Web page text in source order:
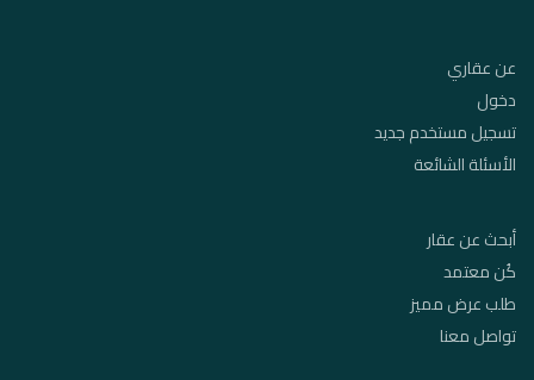
عن عقاري
دخول
تسجيل مستخدم جديد
الأسئلة الشائعة
أبحث عن عقار
كُن معتمد
طلب عرض مميز
تواصل معنا